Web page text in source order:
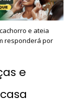
e ateia
responderá por
e